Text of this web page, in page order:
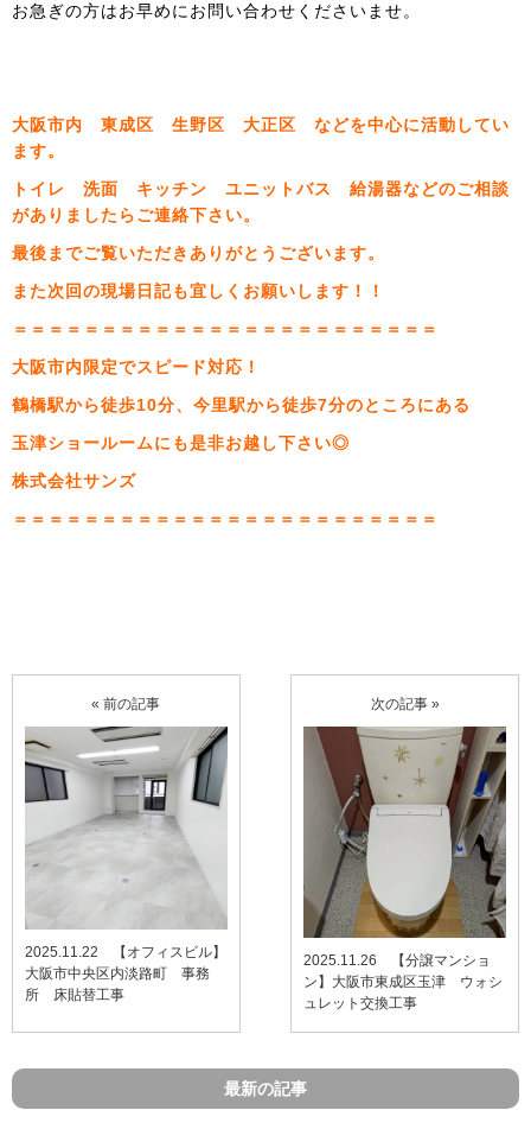
お急ぎの方はお早めにお問い合わせくださいませ。
大阪市内 東成区 生野区 大正区 などを中心に活動してい
ます。
トイレ 洗面 キッチン ユニットバス 給湯器などのご相談
がありましたらご連絡下さい。
最後までご覧いただきありがとうございます。
また次回の現場日記も宜しくお願いします！！
＝＝＝＝＝＝＝＝＝＝＝＝＝＝＝＝＝＝＝＝＝＝＝＝
大阪市内限定でスピード対応！
鶴橋駅から徒歩10分、今里駅から徒歩7分のところにある
玉津ショールームにも是非お越し下さい◎
株式会社サンズ
＝＝＝＝＝＝＝＝＝＝＝＝＝＝＝＝＝＝＝＝＝＝＝＝
« 前の記事
2025.11.22 【オフィスビル】
大阪市中央区内淡路町 事務
所 床貼替工事
次の記事 »
2025.11.26 【分譲マンショ
ン】大阪市東成区玉津 ウォシ
ュレット交換工事
最新の記事